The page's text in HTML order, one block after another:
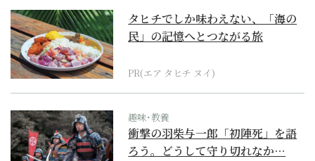
タヒチでしか味わえない、「海の
民」の記憶へとつながる旅
PR(エア タヒチ ヌイ)
趣味･教養
衝撃の羽柴与一郎「初陣死」を語
ろう。どうして守り切れなか…